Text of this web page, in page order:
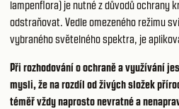
lampenflora) je nutné z důvodů ochrany
odstraňovat. Vedle omezeného režimu
vybraného světelného spektra, je
Při rozhodování o ochraně a využívání
mysli, že na rozdíl od živých složek
téměř vždy naprosto nevratné a